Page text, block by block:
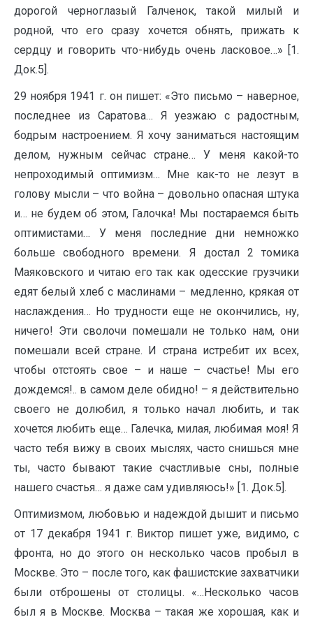
дорогой черноглазый Галченок, такой милый и
родной, что его сразу хочется обнять, прижать к
сердцу и говорить что-нибудь очень ласковое…» [1.
Док.5].
29 ноября 1941 г. он пишет: «Это письмо – наверное,
последнее из Саратова… Я уезжаю с радостным,
бодрым настроением. Я хочу заниматься настоящим
делом, нужным сейчас стране… У меня какой-то
непроходимый оптимизм… Мне как-то не лезут в
голову мысли – что война – довольно опасная штука
и… не будем об этом, Галочка! Мы постараемся быть
оптимистами… У меня последние дни немножко
больше свободного времени. Я достал 2 томика
Маяковского и читаю его так как одесские грузчики
едят белый хлеб с маслинами – медленно, крякая от
наслаждения… Но трудности еще не окончились, ну,
ничего! Эти сволочи помешали не только нам, они
помешали всей стране. И страна истребит их всех,
чтобы отстоять свое – и наше – счастье! Мы его
дождемся!.. в самом деле обидно! – я действительно
своего не долюбил, я только начал любить, и так
хочется любить еще… Галечка, милая, любимая моя! Я
часто тебя вижу в своих мыслях, часто снишься мне
ты, часто бывают такие счастливые сны, полные
нашего счастья… я даже сам удивляюсь!» [1. Док.5].
Оптимизмом, любовью и надеждой дышит и письмо
от 17 декабря 1941 г. Виктор пишет уже, видимо, с
фронта, но до этого он несколько часов пробыл в
Москве. Это – после того, как фашистские захватчики
были отброшены от столицы. «…Несколько часов
был я в Москве. Москва – такая же хорошая, как и